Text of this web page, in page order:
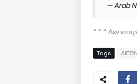
— Arab
* * * Δεν
Tags